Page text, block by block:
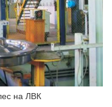
на ЛВК